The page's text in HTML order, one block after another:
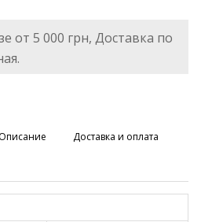
от 5 000 грн, Доставка по
Описание Доставка и оплата